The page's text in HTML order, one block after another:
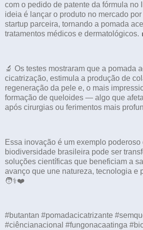
com o pedido de patente da fórmula no
ideia é lançar o produto no mercado
startup parceira, tornando a pomada
tratamentos médicos e dermatológicos.
🔬 Os testes mostraram que a pomada
cicatrização, estimula a produção de
regeneração da pele e, o mais
formação de queloides — algo que
após cirurgias ou ferimentos mais
Essa inovação é um exemplo poderoso
biodiversidade brasileira pode ser
soluções científicas que beneficiam a
avanço que une natureza, tecnologia e
🧑⚕️❤️
#butantan #pomadacicatrizante
#ciêncianacional #fungonacaatinga